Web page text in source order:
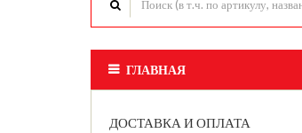
ГЛАВНАЯ
ДОСТАВКА И ОПЛАТА